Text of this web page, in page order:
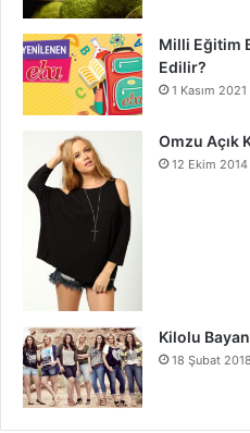
Milli Eğitim
Edilir?
1 Kasım 2021
Omzu Açık
12 Ekim 2014
Kilolu
18 Şubat 2018